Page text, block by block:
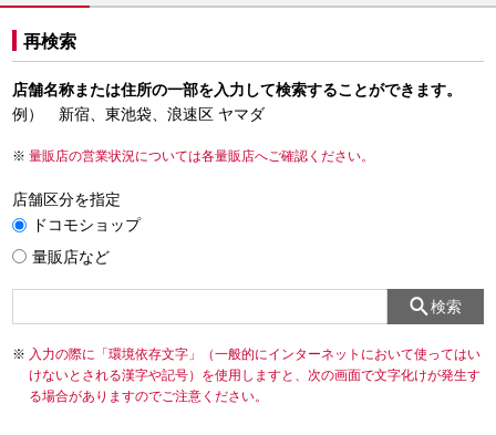
再検索
店舗名称または住所の一部を入力して検索することができます。
例） 新宿、東池袋、浪速区 ヤマダ
量販店の営業状況については各量販店へご確認ください。
店舗区分を指定
ドコモショップ
量販店など
検索
入力の際に「環境依存文字」（一般的にインターネットにおいて使ってはい
けないとされる漢字や記号）を使用しますと、次の画面で文字化けが発生す
る場合がありますのでご注意ください。